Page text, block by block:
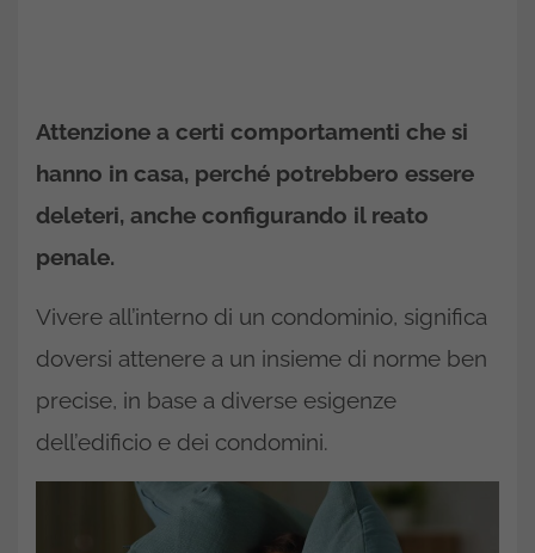
Attenzione a certi comportamenti che si
hanno in casa, perché potrebbero essere
deleteri, anche configurando il reato
penale.
Vivere all’interno di un condominio, significa
doversi attenere a un insieme di norme ben
precise, in base a diverse esigenze
dell’edificio e dei condomini.